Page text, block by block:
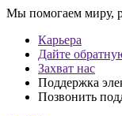
Мы помогаем миру,
Карьера
Дайте
Захват нас
Поддержка
Позвонить